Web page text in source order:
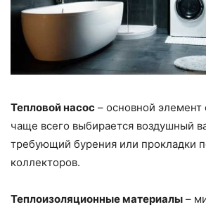
Тепловой насос – основной
чаще всего выбирается воздушный
требующий бурения или прокладки
коллекторов.
Теплоизоляционные материалы –